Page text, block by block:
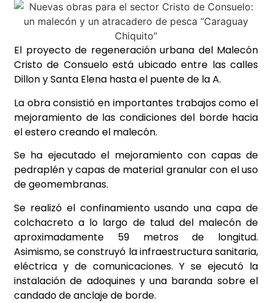
El proyecto de regeneración urbana del Malecón
Cristo de Consuelo está ubicado entre las calles
Dillon y Santa Elena hasta el puente de la A.
La obra consistió en importantes trabajos como el
mejoramiento de las condiciones del borde hacia
el estero creando el malecón.
Se ha ejecutado el mejoramiento con capas de
pedraplén y capas de material granular con el uso
de geomembranas.
Se realizó el confinamiento usando una capa de
colchacreto a lo largo de talud del malecón de
aproximadamente 59 metros de longitud.
Asimismo, se construyó la infraestructura sanitaria,
eléctrica y de comunicaciones. Y se ejecutó la
instalación de adoquines y una baranda sobre el
candado de anclaje de borde.